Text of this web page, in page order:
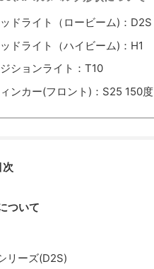
ドライト（ロービーム)：D2S
ドライト（ハイビーム)：H1
ションライト：T10
ンカー(フロント)：S25 150度
次
ついて
リーズ(D2S)